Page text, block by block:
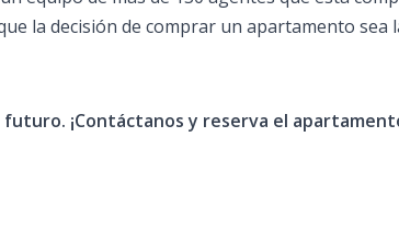
la decisión de comprar un apartamento sea
¡Contáctanos y reserva el